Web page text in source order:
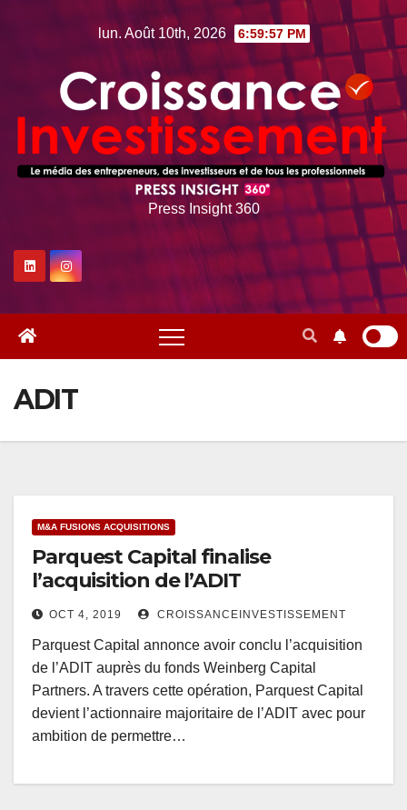
lun. Août 10th, 2026 6:59:58 PM
Press Insight 360
ADIT
M&A FUSIONS ACQUISITIONS
Parquest Capital finalise
l’acquisition de l’ADIT
OCT 4, 2019 CROISSANCEINVESTISSEMENT
Parquest Capital annonce avoir conclu l’acquisition
de l’ADIT auprès du fonds Weinberg Capital
Partners. A travers cette opération, Parquest Capital
devient l’actionnaire majoritaire de l’ADIT avec pour
ambition de permettre…